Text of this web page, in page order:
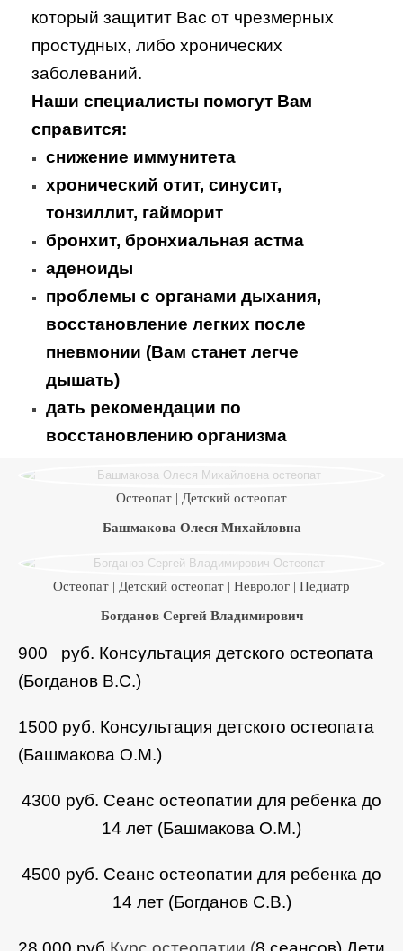
который защитит Вас от чрезмерных
простудных, либо хронических
заболеваний.
Наши специалисты помогут Вам
справится:
снижение иммунитета
хронический отит, синусит,
тонзиллит, гайморит
бронхит, бронхиальная астма
аденоиды
проблемы с органами дыхания,
восстановление легких после
пневмонии (Вам станет легче
дышать)
дать рекомендации по
восстановлению организма
Детский остеопат Башмакова ОМ
Остеопат | Детский остеопат
Башмакова Олеся Михайловна
Богданов В.С.
Остеопат | Детский остеопат | Невролог | Педиатр
Богданов Сергей Владимирович
900 руб. Консультация детского остеопата
(Богданов В.С.)
1500 руб. Консультация детского остеопата
(Башмакова О.М.)
4300 руб. Сеанс остеопатии для ребенка до
14 лет (Башмакова О.М.)
4500 руб. Сеанс остеопатии для ребенка до
14 лет (Богданов С.В.)